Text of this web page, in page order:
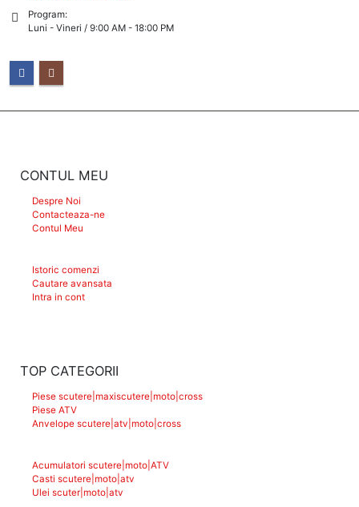
Program:
Luni - Vineri / 9:00 AM - 18:00 PM
CONTUL MEU
Despre Noi
Contacteaza-ne
Contul Meu
Istoric comenzi
Cautare avansata
Intra in cont
TOP CATEGORII
Piese scutere|maxiscutere|moto|cross
Piese ATV
Anvelope scutere|atv|moto|cross
Acumulatori scutere|moto|ATV
Casti scutere|moto|atv
Ulei scuter|moto|atv